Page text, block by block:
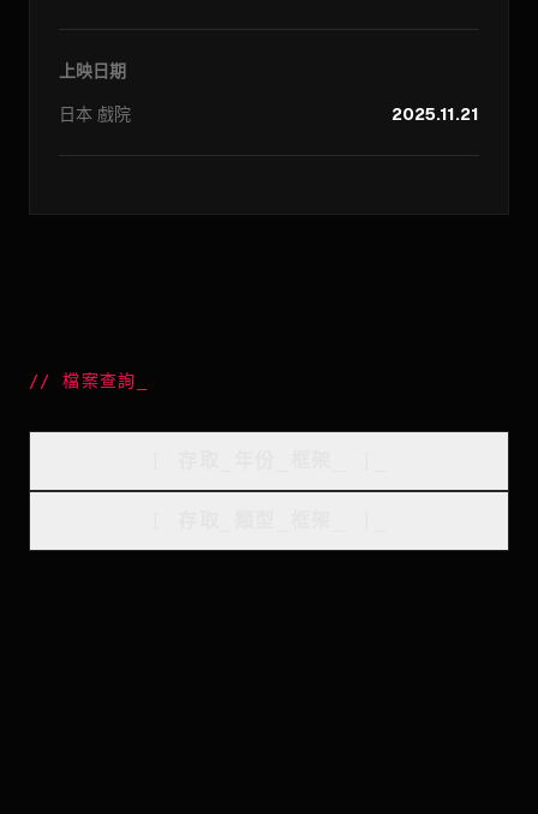
上映日期
日本 戲院 2025.11.21
//檔案查詢